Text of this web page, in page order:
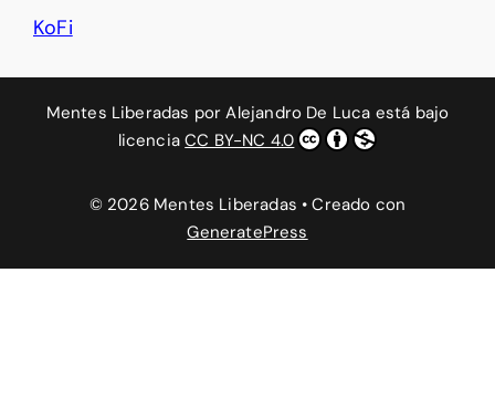
KoFi
Mentes Liberadas porAlejandro De Luca está bajo
licenciaCC BY-NC 4.0
© 2026 Mentes Liberadas • Creado con
GeneratePress